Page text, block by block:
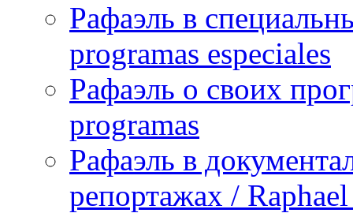
Рафаэль в
programas especiales
Рафаэль о своих
programas
Рафаэль в
репортажах /